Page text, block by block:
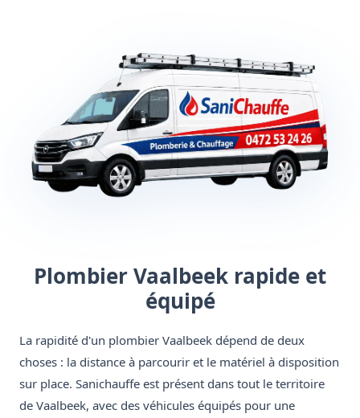
Plombier Vaalbeek rapide et
équipé
La rapidité d'un plombier Vaalbeek dépend de deux
choses : la distance à parcourir et le matériel à disposition
sur place. Sanichauffe est présent dans tout le territoire
de Vaalbeek, avec des véhicules équipés pour une